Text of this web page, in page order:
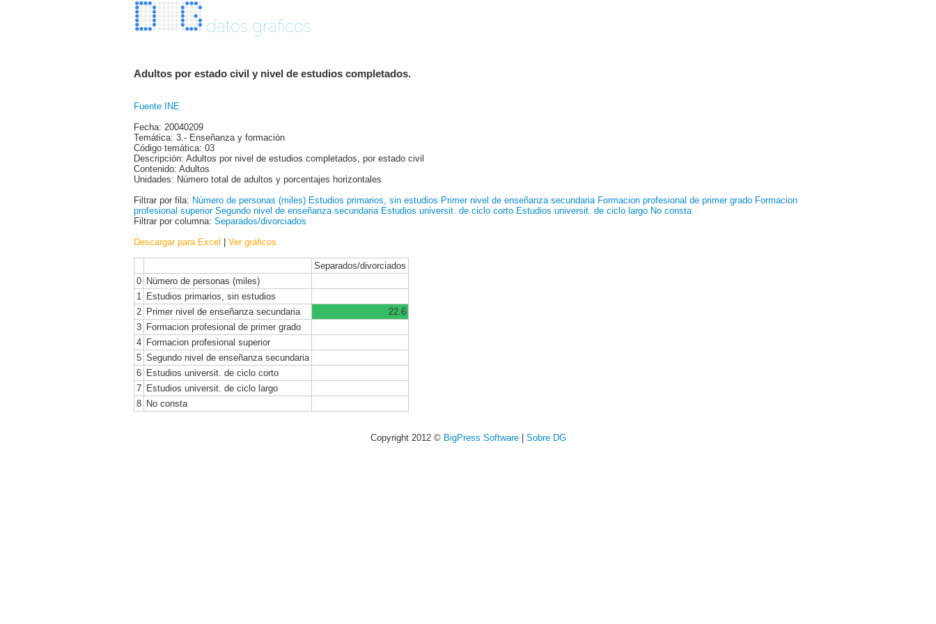
datos graficos
Adultos por estado civil y nivel de estudios completados.
Fuente INE
Fecha: 20040209
Temática: 3.- Enseñanza y formación
Código temática: 03
Descripción: Adultos por nivel de estudios completados, por estado civil
Contenido: Adultos
Unidades: Número total de adultos y porcentajes horizontales
Filtrar por fila: Número de personas (miles) Estudios primarios, sin estudios Primer nivel de enseñanza secundaria Formacion profesional de primer grado Formacion
profesional superior Segundo nivel de enseñanza secundaria Estudios universit. de ciclo corto Estudios universit. de ciclo largo No consta
Filtrar por columna: Separados/divorciados
Descargar para Excel | Ver gráficos
Separados/divorciados
0 Número de personas (miles)
1
Estudios primarios, sin estudios
2 Primer nivel de enseñanza secundaria
22.6
3 Formacion profesional de primer grado
4 Formacion profesional superior
5 Segundo nivel de enseñanza secundaria
6 Estudios universit. de ciclo corto
7 Estudios universit. de ciclo largo
8 No consta
Copyright 2012 © BigPress Software| Sobre DG